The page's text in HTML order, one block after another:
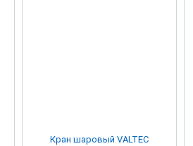
Кран шаровый VALTEC